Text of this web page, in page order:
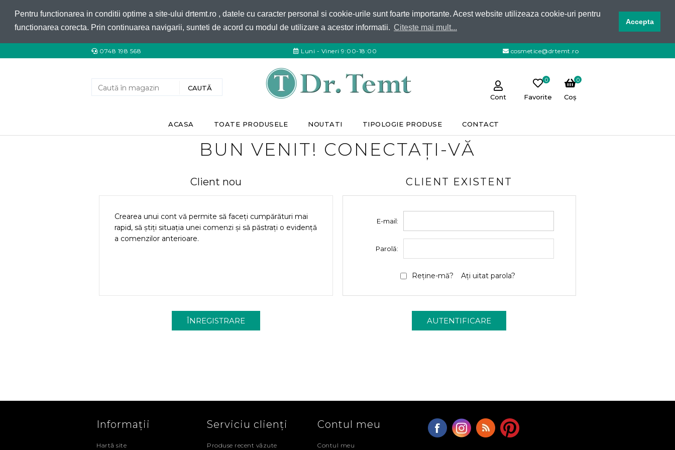
Pentru functionarea in conditii optime a site-ului drtemt.ro , datele cu caracter personal si cookie-urile sunt foarte importante. Acest website utilizeaza cookie-uri pentru
functionarea corecta. Prin continuarea navigarii, sunteti de acord cu modul de utilizare a acestor informatii. Citeste mai mult...
Accepta
0748 198 568 Luni - Vineri 9:00-18:00 cosmetice@drtemt.ro
Cont Favorite
0
Coș
0
ACASA TOATE PRODUSELE NOUTATI TIPOLOGIE PRODUSE CONTACT
BUN VENIT! CONECTAȚI-VĂ
Client nou
Crearea unui cont vă permite să faceți cumpărături mai
rapid, să știți situația unei comenzi și să păstrați o evidență
a comenzilor anterioare.
CLIENT EXISTENT
E-mail:
Parolă:
Reține-mă? Ați uitat parola?
Informații
Hartă site
Serviciu clienți
Produse recent văzute
Contul meu
Contul meu